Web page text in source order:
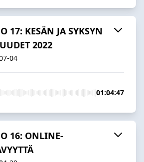
17: KESÄN JA SYKSYN
2022
04
01:04:47
16: ONLINE-